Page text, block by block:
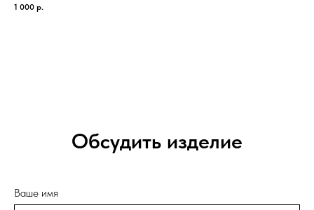
1 000 р.
Обсудить изделие
Ваше имя